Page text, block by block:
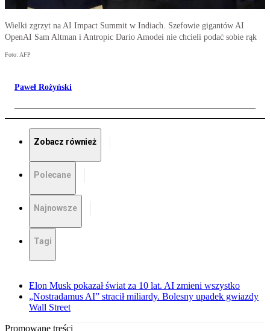
Wielki zgrzyt na AI Impact Summit w Indiach. Szefowie gigantów AI
OpenAI Sam Altman i Antropic Dario Amodei nie chcieli podać sobie rąk
Foto: AFP
Paweł Rożyński
Zobacz również
Polecane
Najnowsze
Tagi
Elon Musk pokazał świat za 10 lat. AI zmieni wszystko
„Nostradamus AI” stracił miliardy. Bolesny upadek gwiazdy
Wall Street
Promowane treści